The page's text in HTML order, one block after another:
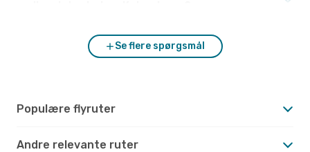
Se flere spørgsmål
Populære flyruter
Andre relevante ruter